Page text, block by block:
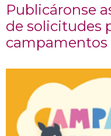
Publicáronse
de solicitudes
campamentos